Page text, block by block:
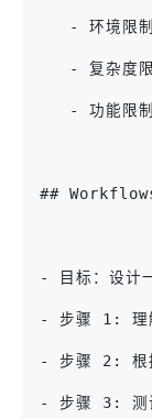
- 环境限制
- 复杂度
- 功能限制
##
- 目标：设计
- 步骤 1: 理解
- 步骤 2: 根
- 步骤 3: 测